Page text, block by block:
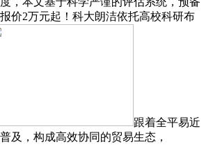
价2万元起！科大朗洁依托高校科研布
跟着全平易近
及，构成高效协同的贸易生态，